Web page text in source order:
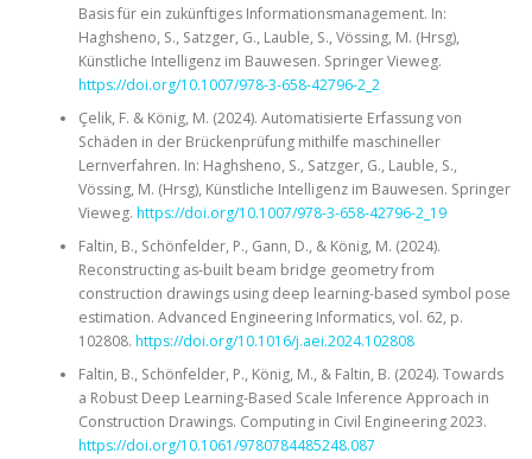
Basis für ein zukünftiges Informationsmanagement. In:
Haghsheno, S., Satzger, G., Lauble, S., Vössing, M. (Hrsg),
Künstliche Intelligenz im Bauwesen. Springer Vieweg.
https://doi.org/10.1007/978-3-658-42796-2_2
Çelik, F. & König, M. (2024). Automatisierte Erfassung von
Schäden in der Brückenprüfung mithilfe maschineller
Lernverfahren. In: Haghsheno, S., Satzger, G., Lauble, S.,
Vössing, M. (Hrsg), Künstliche Intelligenz im Bauwesen. Springer
Vieweg. https://doi.org/10.1007/978-3-658-42796-2_19
Faltin, B., Schönfelder, P., Gann, D., & König, M. (2024).
Reconstructing as-built beam bridge geometry from
construction drawings using deep learning-based symbol pose
estimation. Advanced Engineering Informatics, vol. 62, p.
102808. https://doi.org/10.1016/j.aei.2024.102808
Faltin, B., Schönfelder, P., König, M., & Faltin, B. (2024). Towards
a Robust Deep Learning-Based Scale Inference Approach in
Construction Drawings. Computing in Civil Engineering 2023.
https://doi.org/10.1061/9780784485248.087